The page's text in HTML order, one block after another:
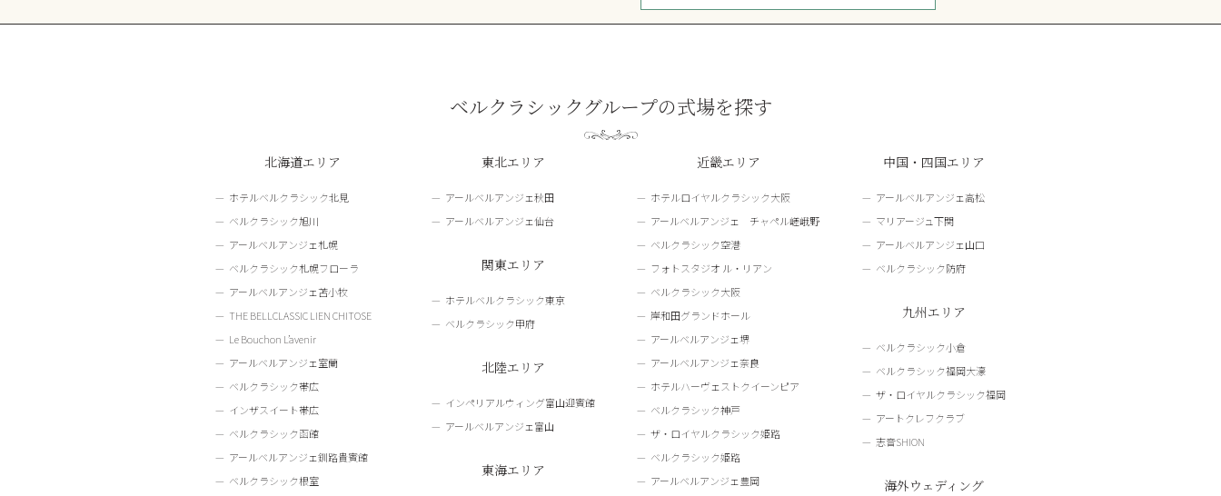
ベルクラシックグループの式場を探す
北海道エリア
ホテルベルクラシック北見
ベルクラシック旭川
アールベルアンジェ札幌
ベルクラシック札幌フローラ
アールベルアンジェ苫小牧
THE BELLCLASSIC LIEN CHITOSE
Le Bouchon L’avenir
アールベルアンジェ室蘭
ベルクラシック帯広
インザスイート帯広
ベルクラシック函館
アールベルアンジェ釧路貴賓館
ベルクラシック根室
東北エリア
アールベルアンジェ秋田
アールベルアンジェ仙台
関東エリア
ホテルベルクラシック東京
ベルクラシック甲府
北陸エリア
インペリアルウィング富山迎賓館
アールベルアンジェ富山
東海エリア
近畿エリア
ホテルロイヤルクラシック大阪
アールベルアンジェ チャペル嵯峨野
ベルクラシック空港
フォトスタジオ ル・リアン
ベルクラシック大阪
岸和田グランドホール
アールベルアンジェ堺
アールベルアンジェ奈良
ホテルハーヴェストクイーンピア
ベルクラシック神戸
ザ・ロイヤルクラシック姫路
ベルクラシック姫路
アールベルアンジェ豊岡
中国・四国エリア
アールベルアンジェ高松
マリアージュ下関
アールベルアンジェ山口
ベルクラシック防府
九州エリア
ベルクラシック小倉
ベルクラシック福岡大濠
ザ・ロイヤルクラシック福岡
アートクレフクラブ
志音SHION
海外ウェディング